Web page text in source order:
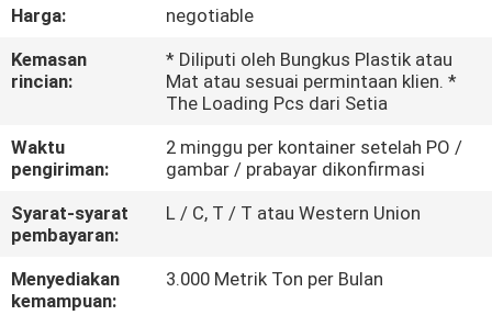
TUR
PABRIK
KUALITAS
HUBUNGI
KAMI
Harga:
negotiable
Kemasan
rincian:
* Diliputi oleh Bungkus Plastik atau
Mat atau sesuai permintaan klien. *
The Loading Pcs dari Setia
Waktu
pengiriman:
2 minggu per kontainer setelah PO /
gambar / prabayar dikonfirmasi
Syarat-syarat
pembayaran:
L / C, T / T atau Western Union
Menyediakan
kemampuan:
3.000 Metrik Ton per Bulan